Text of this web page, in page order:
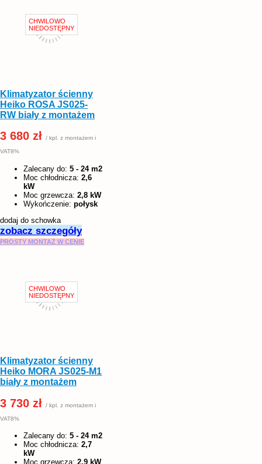
Klimatyzator ścienny
Heiko ROSA JS025-
RW biały z montażem
3 680 zł / kpl. z montażem i
VAT8%
Zalecany do: 5 - 24 m2
Moc chłodnicza: 2,6
kW
Moc grzewcza: 2,8 kW
Wykończenie: połysk
dodaj do schowka
zobacz szczegóły
PROSTY MONTAŻ W CENIE
Klimatyzator ścienny
Heiko MORA JS025-M1
biały z montażem
3 730 zł / kpl. z montażem i
VAT8%
Zalecany do: 5 - 24 m2
Moc chłodnicza: 2,7
kW
Moc grzewcza: 2,9 kW